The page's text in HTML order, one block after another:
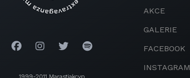
1999-2011 Marastjakcyp
AKCE
GALERIE
FACEBOOK
INSTAGRAM